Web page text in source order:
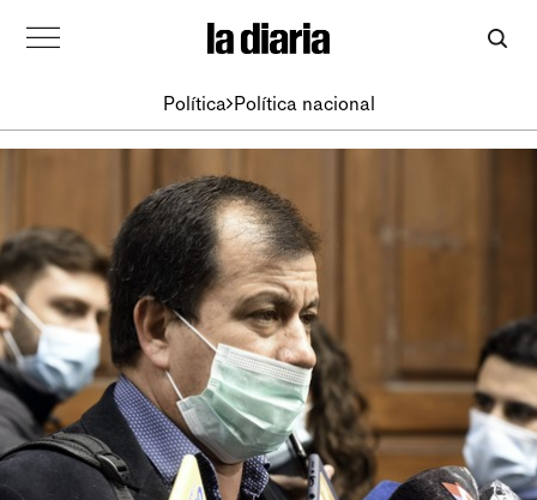
Política Política nacional